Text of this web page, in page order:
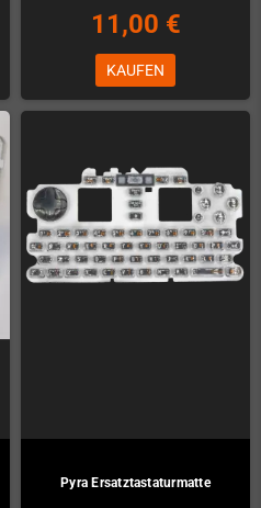
11,00 €
KAUFEN
Pyra Ersatztastaturmatte